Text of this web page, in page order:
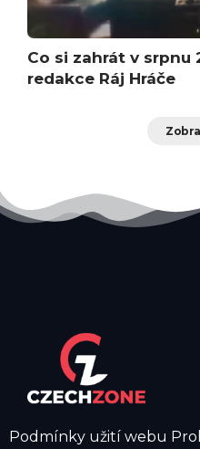
Co si zahrát v srpnu
redakce Ráj Hráče
Podmínky užití webu